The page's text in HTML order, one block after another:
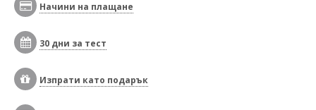
Начини на плащане
30 дни за тест
Изпрати като подарък